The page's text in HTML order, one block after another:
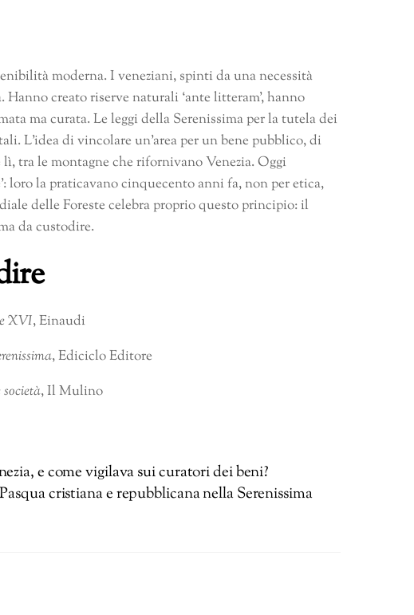
moderna. I veneziani, spinti da una necessità
creato riserve naturali ‘ante litteram’, hanno
ma curata. Le leggi della Serenissima per la tutela dei
L’idea di vincolare un’area per un bene pubblico, di
tra le montagne che rifornivano Venezia. Oggi
loro la praticavano cinquecento anni fa, non per etica,
delle Foreste celebra proprio questo principio: il
da custodire.
XVI, Einaudi
, Ediciclo Editore
, Il Mulino
e come vigilava sui curatori dei beni?
cristiana e repubblicana nella Serenissima